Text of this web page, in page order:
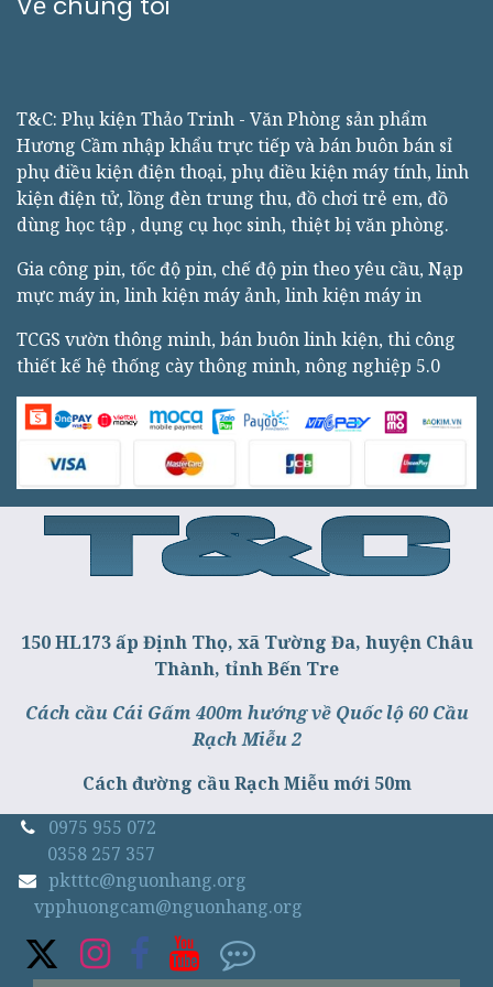
T&C: Phụ kiện Thảo Trinh - Văn Phòng sản phẩm
Hương Cầm nhập khẩu trực tiếp và bán buôn bán sỉ
phụ điều kiện điện thoại, phụ điều kiện máy tính, linh
kiện điện tử, lồng đèn trung thu, đồ chơi trẻ em, đồ
dùng học tập , dụng cụ học sinh, thiệt bị văn phòng.
Gia công pin, tốc độ pin, chế độ pin theo yêu cầu, Nạp
mực máy in, linh kiện máy ảnh, linh kiện máy in
TCGS vườn thông minh, bán buôn linh kiện, thi công
thiết kế hệ thống cày thông minh, nông nghiệp 5.0
150 HL173 ấp Định Thọ, xã Tường Đa, huyện Châu
Thành, tỉnh Bến Tre
Cách cầu Cái Gấm 400m hướng về Quốc lộ 60 Cầu
Rạch Miễu 2
Cách đường cầu Rạch Miễu mới 50m
0975 955 072
0358 257 357
pktttc@nguonhang.org
vpphuongcam@nguonhang.org